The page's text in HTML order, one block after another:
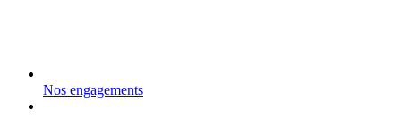
Nos engagements